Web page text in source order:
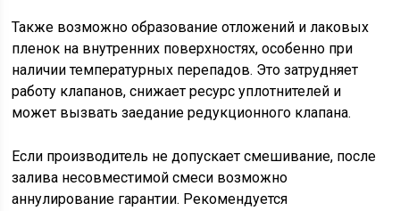
Также возможно образование отложений и лаковых
пленок на внутренних поверхностях, особенно при
наличии температурных перепадов. Это затрудняет
работу клапанов, снижает ресурс уплотнителей и
может вызвать заедание редукционного клапана.
Если производитель не допускает смешивание, после
залива несовместимой смеси возможно
аннулирование гарантии. Рекомендуется